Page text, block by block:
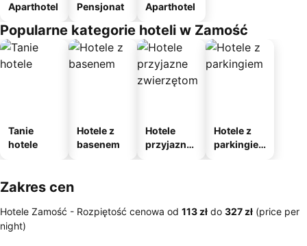
Aparthotel Pensjonat Aparthotel
Popularne kategorie hoteli w Zamość
Tanie
hotele
Hotele z
basenem
Hotele
przyjazne
Hotele z
parkingie
Zakres cen
Hotele Zamość - Rozpiętość cenowa od ‎113 zł do ‎327 zł (price per
night)